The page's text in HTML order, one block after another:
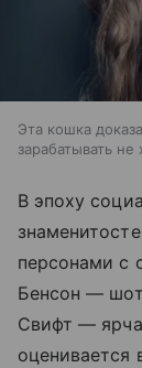
Эта кошка
зарабатывать
В эпоху
персонами с
Бенсон —
Свифт —
оценивается